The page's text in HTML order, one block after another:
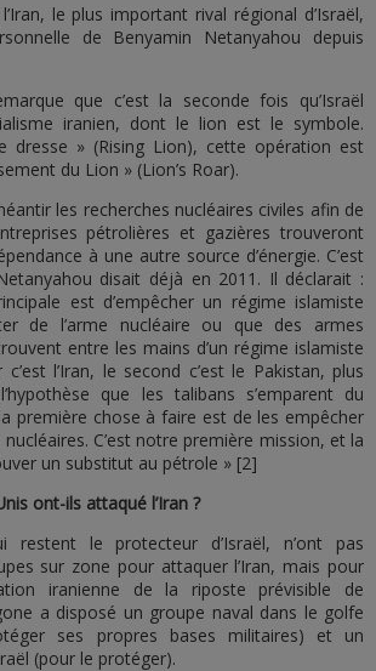
le plus important rival régional d’Israël,
de Benyamin Netanyahou depuis
que c’est la seconde fois qu’Israël
iranien, dont le lion est le symbole.
dresse » (Rising Lion), cette opération est
du Lion » (Lion’s Roar).
les recherches nucléaires civiles afin de
pétrolières et gazières trouveront
à une autre source d’énergie. C’est
disait déjà en 2011. Il déclarait :
est d’empêcher un régime islamiste
de l’arme nucléaire ou que des armes
entre les mains d’un régime islamiste
l’Iran, le second c’est le Pakistan, plus
que les talibans s’emparent du
première chose à faire est de les empêcher
nucléaires. C’est notre première mission, et la
un substitut au pétrole » [2]
ont-ils attaqué l’Iran ?
restent le protecteur d’Israël, n’ont pas
sur zone pour attaquer l’Iran, mais pour
iranienne de la riposte prévisible de
a disposé un groupe naval dans le golfe
ses propres bases militaires) et un
(pour le protéger).